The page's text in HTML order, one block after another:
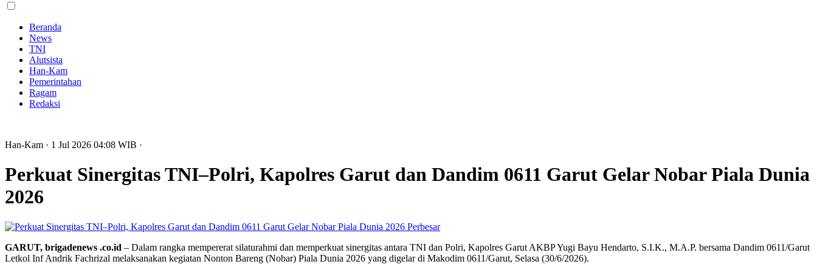
Beranda
News
TNI
Alutsista
Han-Kam
Pemerintahan
Ragam
Redaksi
Han-Kam · 1 Jul 2026 04:08 WIB ·
Perkuat Sinergitas TNI–Polri, Kapolres Garut dan Dandim 0611 Garut Gelar Nobar Piala Dunia
2026
Perbesar
GARUT, brigadenews .co.id – Dalam rangka mempererat silaturahmi dan memperkuat sinergitas antara TNI dan Polri, Kapolres Garut AKBP Yugi Bayu Hendarto, S.I.K., M.A.P. bersama Dandim 0611/Garut
Letkol Inf Andrik Fachrizal melaksanakan kegiatan Nonton Bareng (Nobar) Piala Dunia 2026 yang digelar di Makodim 0611/Garut, Selasa (30/6/2026).